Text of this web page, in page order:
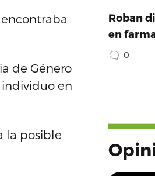
de Género
individuo en
la posible
Roban
en
0